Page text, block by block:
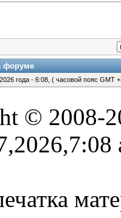
форуме
года - 6:08, ( часовой пояс GMT
© 2008-